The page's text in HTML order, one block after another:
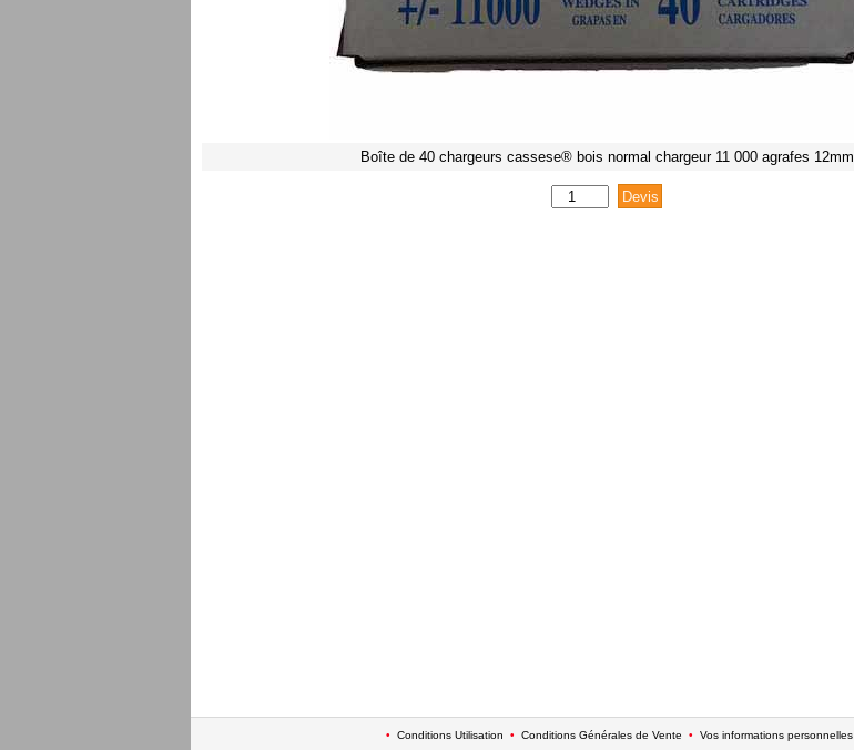
Boîte de 40 chargeurs cassese® bois normal chargeur 11 000 agrafes 12mm
• Conditions Utilisation • Conditions Générales de Vente • Vos informations personnelles